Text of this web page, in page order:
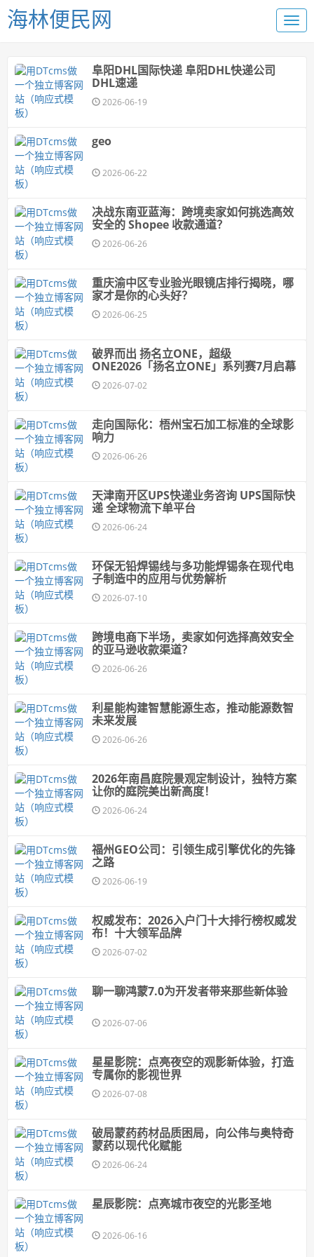
海林便民网
阜阳DHL国际快递 阜阳DHL快递公司
DHL速递
2026-06-19
geo
2026-06-22
决战东南亚蓝海：跨境卖家如何挑选高效
安全的 Shopee 收款通道？
2026-06-26
重庆渝中区专业验光眼镜店排行揭晓，哪
家才是你的心头好？
2026-06-25
破界而出 扬名立ONE，超级
ONE2026「扬名立ONE」系列赛7月启幕
2026-07-02
走向国际化：梧州宝石加工标准的全球影
响力
2026-06-26
天津南开区UPS快递业务咨询 UPS国际快
递 全球物流下单平台
2026-06-24
环保无铅焊锡线与多功能焊锡条在现代电
子制造中的应用与优势解析
2026-07-10
跨境电商下半场，卖家如何选择高效安全
的亚马逊收款渠道？
2026-06-26
利星能构建智慧能源生态，推动能源数智
未来发展
2026-06-26
2026年南昌庭院景观定制设计，独特方案
让你的庭院美出新高度！
2026-06-24
福州GEO公司：引领生成引擎优化的先锋
之路
2026-06-19
权威发布：2026入户门十大排行榜权威发
布！十大领军品牌
2026-07-02
聊一聊鸿蒙7.0为开发者带来那些新体验
2026-07-06
星星影院：点亮夜空的观影新体验，打造
专属你的影视世界
2026-07-08
破局蒙药药材品质困局，向公伟与奥特奇
蒙药以现代化赋能
2026-06-24
星辰影院：点亮城市夜空的光影圣地
2026-06-16